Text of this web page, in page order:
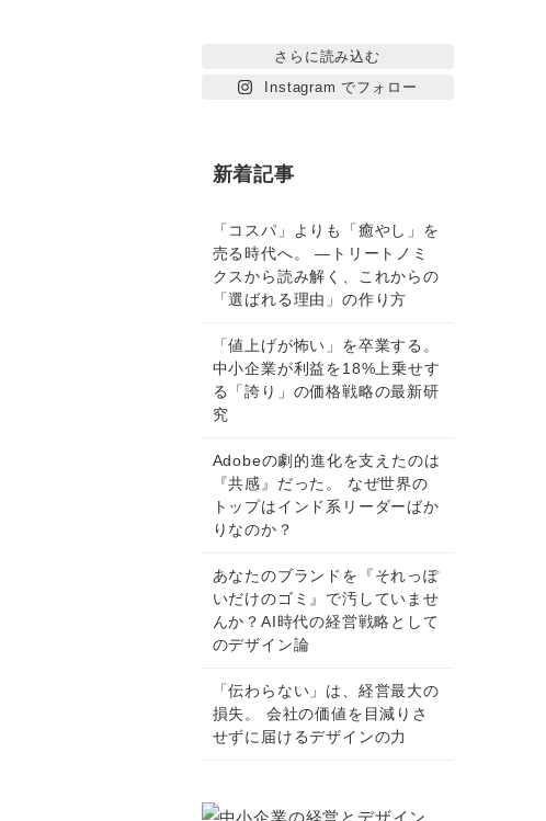
さらに読み込む
Instagram でフォロー
新着記事
「コスパ」よりも「癒やし」を
売る時代へ。 —トリートノミ
クスから読み解く、これからの
「選ばれる理由」の作り方
「値上げが怖い」を卒業する。
中小企業が利益を18%上乗せす
る「誇り」の価格戦略の最新研
究
Adobeの劇的進化を支えたのは
『共感』だった。 なぜ世界の
トップはインド系リーダーばか
りなのか？
あなたのブランドを『それっぽ
いだけのゴミ』で汚していませ
んか？AI時代の経営戦略として
のデザイン論
「伝わらない」は、経営最大の
損失。 会社の価値を目減りさ
せずに届けるデザインの力